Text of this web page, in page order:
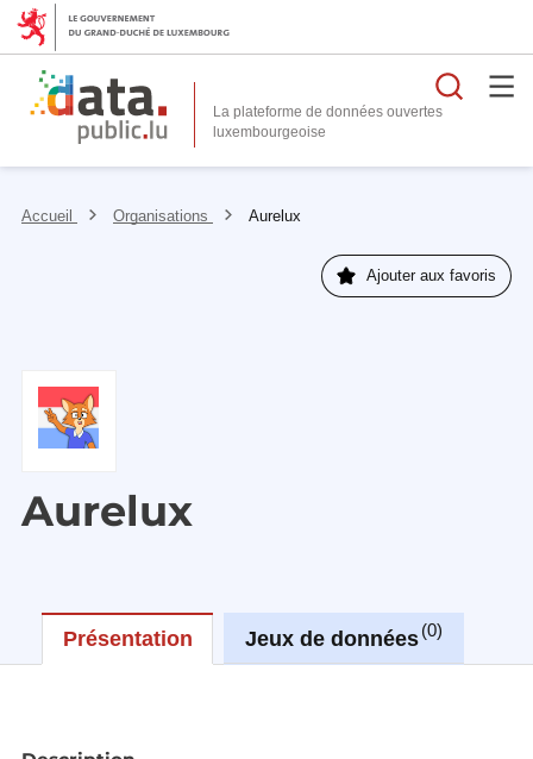
La plateforme de données ouvertes
Accueil Organisations Aurelux
Ajouter aux favoris
Aurelux
Présentation Jeux de données 0